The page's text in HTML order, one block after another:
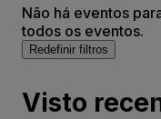
Não há eventos
todos os eventos.
Redefinir filtros
Visto